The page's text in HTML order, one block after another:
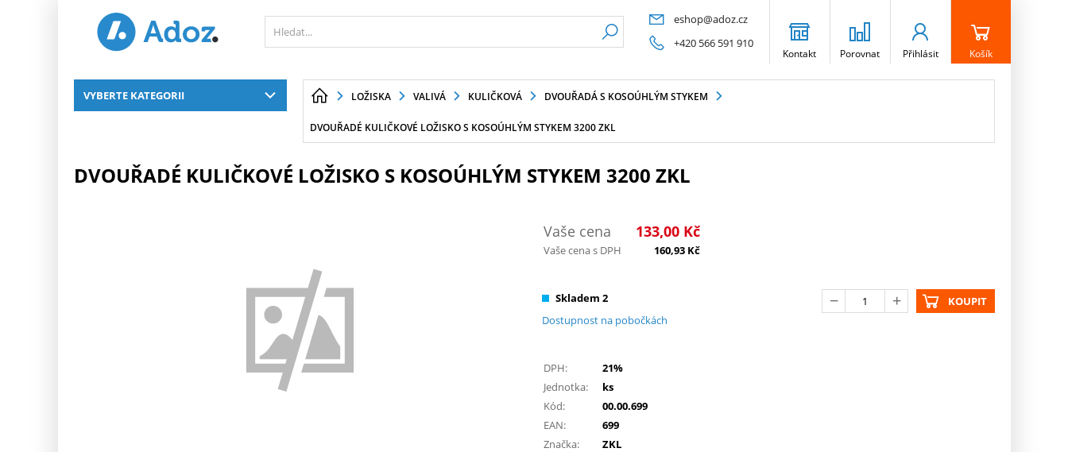
eshop@adoz.cz
+420 566 591 910
Kontakt Porovnat Přihlásit Košík
VYBERTE KATEGORII LOŽISKA VALIVÁ KULIČKOVÁ DVOUŘADÁ S KOSOÚHLÝM STYKEM
DVOUŘADÉ KULIČKOVÉ LOŽISKO S KOSOÚHLÝM STYKEM 3200 ZKL
DVOUŘADÉ KULIČKOVÉ LOŽISKO S KOSOÚHLÝM STYKEM 3200 ZKL
Vaše cena 133,00 Kč
Vaše cena s DPH 160,93 Kč
Skladem 2
Dostupnost na pobočkách
KOUPIT
DPH:
21%
Jednotka:
ks
Kód:
00.00.699
EAN:
699
Značka:
ZKL